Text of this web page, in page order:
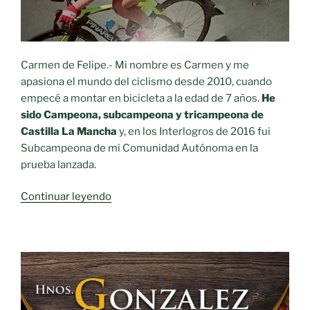
Carmen de Felipe.- Mi nombre es Carmen y me
apasiona el mundo del ciclismo desde 2010, cuando
empecé a montar en bicicleta a la edad de 7 años. He
sido Campeona, subcampeona y tricampeona de
Castilla La Mancha y, en los Interlogros de 2016 fui
Subcampeona de mi Comunidad Autónoma en la
prueba lanzada.
Continuar leyendo«Ser
sub23
a
pesar